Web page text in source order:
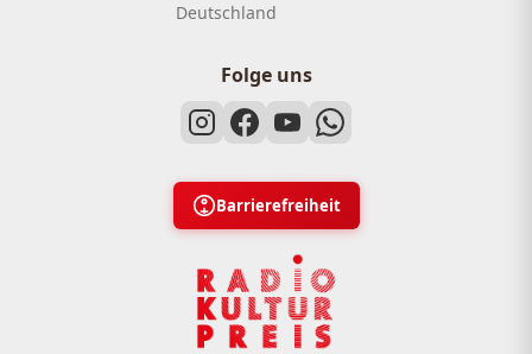
Deutschland
Folge uns
Barrierefreiheit